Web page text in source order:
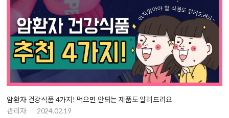
암환자 건강식품 4가지! 먹으면 안되는 제품도 알려드려요
관리자
2024.02.19